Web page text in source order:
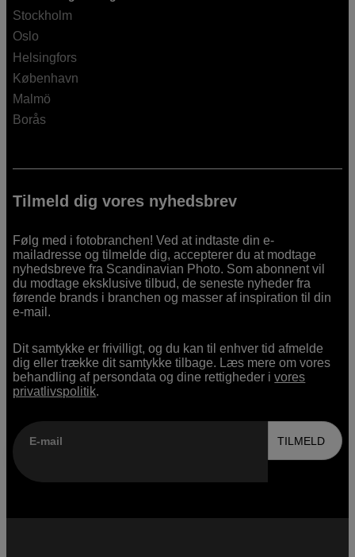
Stockholm
Oslo
Helsingfors
København
Malmö
Borås
Tilmeld dig vores nyhedsbrev
Følg med i fotobranchen! Ved at indtaste din e-
mailadresse og tilmelde dig, accepterer du at modtage
nyhedsbreve fra Scandinavian Photo. Som abonnent vil
du modtage eksklusive tilbud, de seneste nyheder fra
førende brands i branchen og masser af inspiration til din
e-mail.
Dit samtykke er frivilligt, og du kan til enhver tid afmelde
dig eller trække dit samtykke tilbage. Læs mere om vores
behandling af persondata og dine rettigheder ivores
privatlivspolitik.
E-mail TILMELD